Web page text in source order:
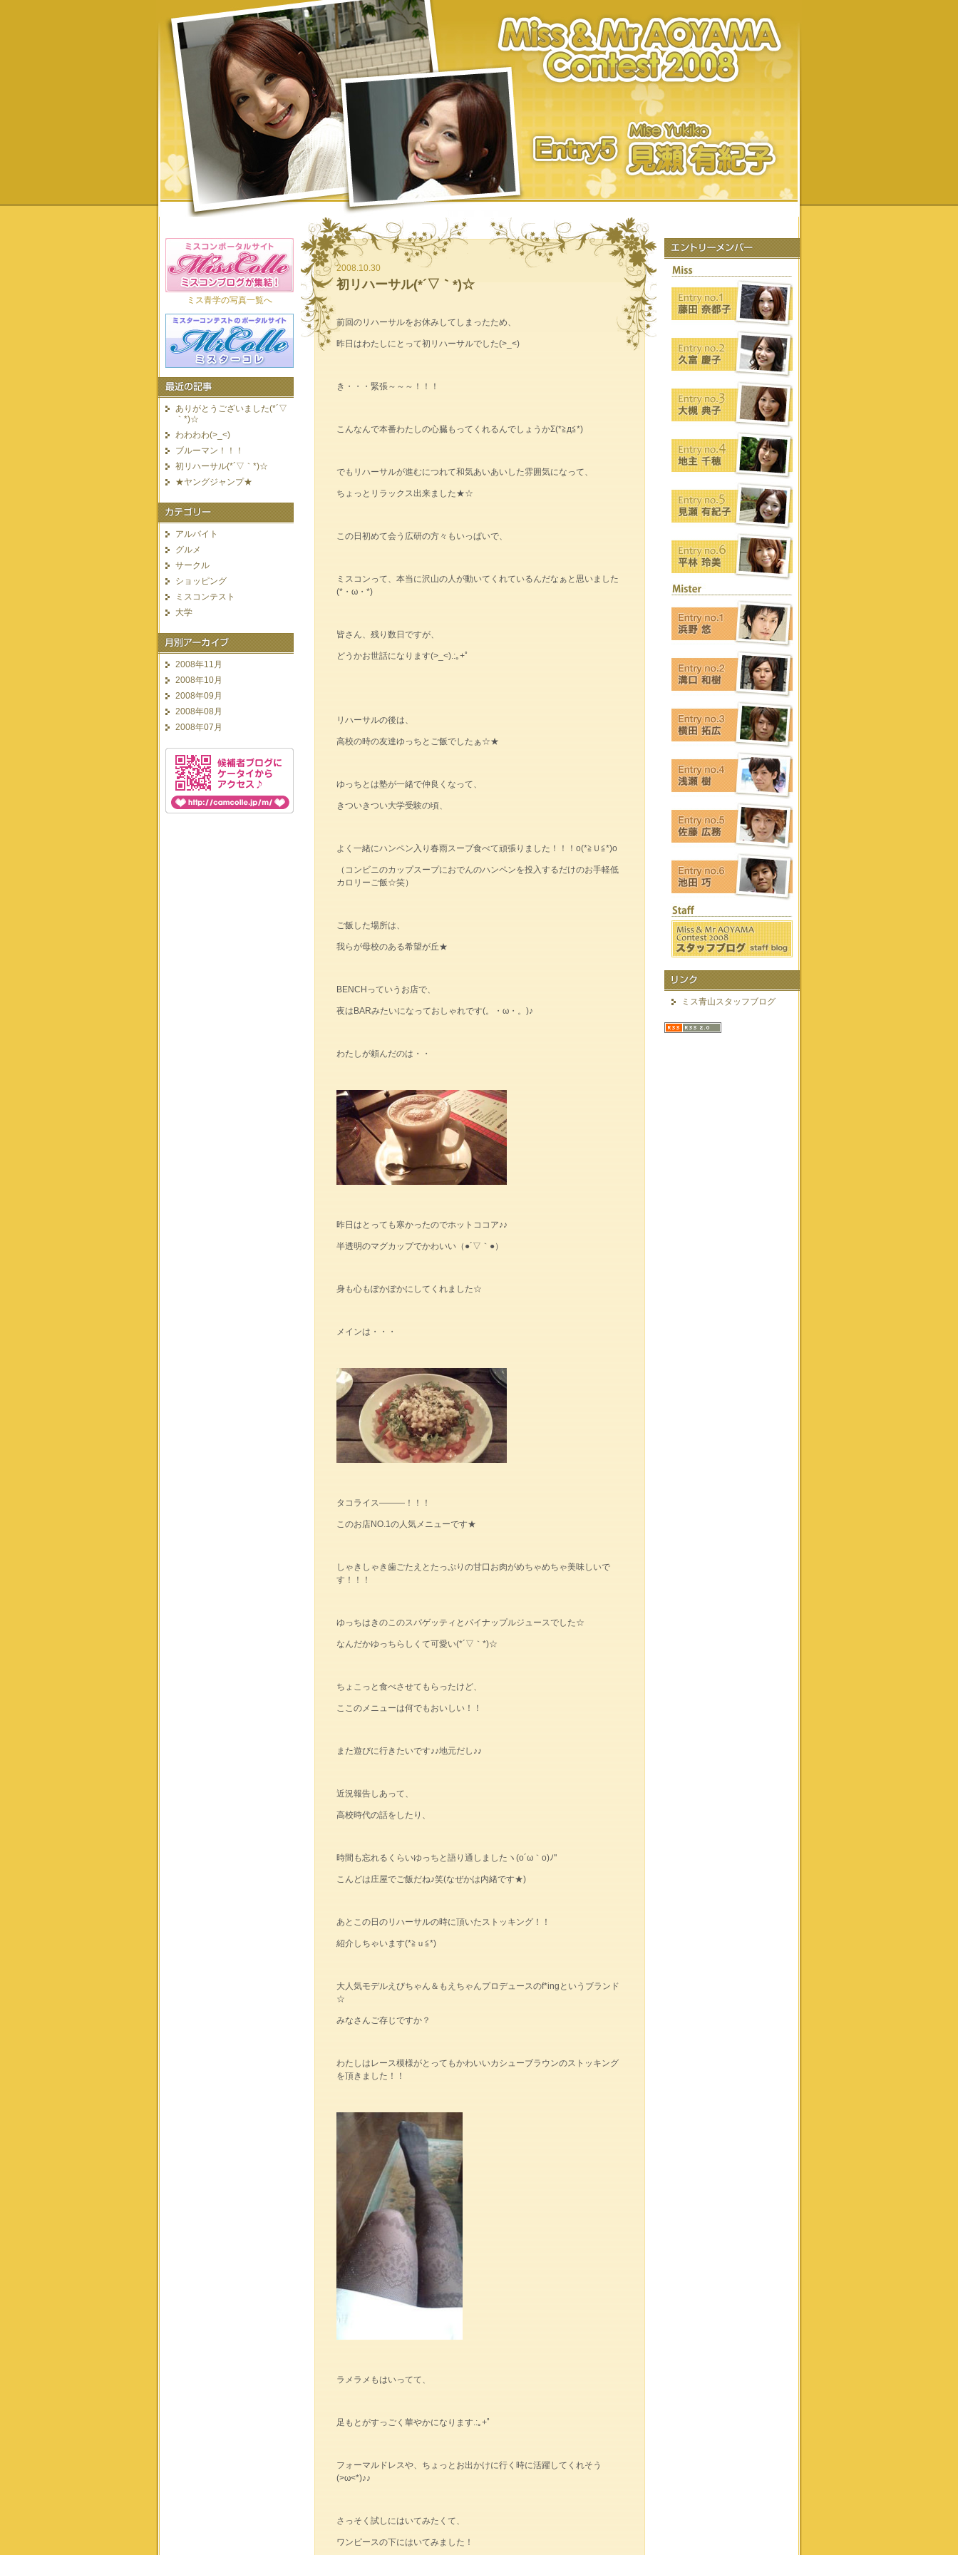
2008.10.30
初リハーサル(*´▽｀*)☆
前回のリハーサルをお休みしてしまったため、
昨日はわたしにとって初リハーサルでした(>_<)
き・・・緊張～～～！！！
こんなんで本番わたしの心臓もってくれるんでしょうかΣ(*≧д≦*)
でもリハーサルが進むにつれて和気あいあいした雰囲気になって、
ちょっとリラックス出来ました★☆
この日初めて会う広研の方々もいっぱいで、
ミスコンって、本当に沢山の人が動いてくれているんだなぁと思いました
(*・ω・*)
皆さん、残り数日ですが、
どうかお世話になります(>_<).:｡+ﾟ
リハーサルの後は、
高校の時の友達ゆっちとご飯でしたぁ☆★
ゆっちとは塾が一緒で仲良くなって、
きついきつい大学受験の頃、
よく一緒にハンペン入り春雨スープ食べて頑張りました！！！o(*≧Ｕ≦*)o
（コンビニのカップスープにおでんのハンペンを投入するだけのお手軽低
カロリーご飯☆笑）
ご飯した場所は、
我らが母校のある希望が丘★
BENCHっていうお店で、
夜はBARみたいになっておしゃれです(。・ω・。)♪
わたしが頼んだのは・・
昨日はとっても寒かったのでホットココア♪♪
半透明のマグカップでかわいい（●´▽｀●）
身も心もぽかぽかにしてくれました☆
メインは・・・
タコライス―――！！！
このお店NO.1の人気メニューです★
しゃきしゃき歯ごたえとたっぷりの甘口お肉がめちゃめちゃ美味しいで
す！！！
ゆっちはきのこのスパゲッティとパイナップルジュースでした☆
なんだかゆっちらしくて可愛い(*´▽｀*)☆
ちょこっと食べさせてもらったけど、
ここのメニューは何でもおいしい！！
また遊びに行きたいです♪♪地元だし♪♪
近況報告しあって、
高校時代の話をしたり、
時間も忘れるくらいゆっちと語り通しましたヽ(o´ω｀o)ﾉ"
こんどは庄屋でご飯だね♪笑(なぜかは内緒です★)
あとこの日のリハーサルの時に頂いたストッキング！！
紹介しちゃいます(*≧ｕ≦*)
大人気モデルえびちゃん＆もえちゃんプロデュースのf*ingというブランド
☆
みなさんご存じですか？
わたしはレース模様がとってもかわいいカシューブラウンのストッキング
を頂きました！！
ラメラメもはいってて、
足もとがすっごく華やかになります.:｡+ﾟ
フォーマルドレスや、ちょっとお出かけに行く時に活躍してくれそう
(>ω<*)♪♪
さっそく試しにはいてみたくて、
ワンピースの下にはいてみました！
ミス青山スタッフブログ
ミス青学の写真一覧へ
ありがとうございました(*´▽
｀*)☆
わわわわ(>_<)
ブルーマン！！！
初リハーサル(*´▽｀*)☆
★ヤングジャンプ★
アルバイト
グルメ
サークル
ショッピング
ミスコンテスト
大学
2008年11月
2008年10月
2008年09月
2008年08月
2008年07月